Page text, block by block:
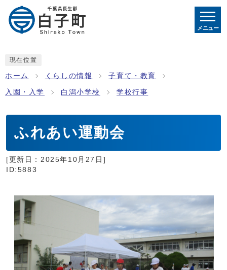
メニュー
現在位置
ホーム くらしの情報 子育て・教育
入園・入学 白潟小学校 学校行事
ふれあい運動会
[更新日： 2025年10月27日 ]
ID:5883